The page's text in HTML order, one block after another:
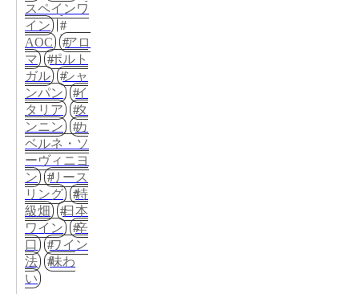
スペインワ
イン
AOC
アロ
マ
ポルト
ガル
シャ
ンパン
イ
タリア
タ
ンニン
カ
ベルネ・ソ
ーヴィニヨ
ン
リース
リング
特
級畑
日本
ワイン
辛
口
ワイン
法
味わ
い